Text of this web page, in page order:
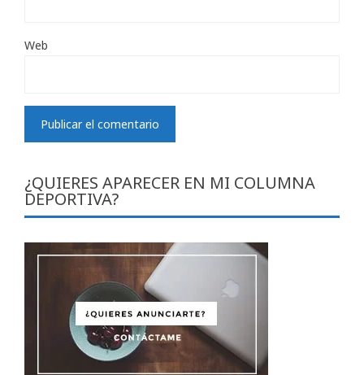
Web
¿QUIERES APARECER EN MI COLUMNA
DEPORTIVA?